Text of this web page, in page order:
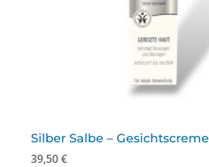
Silber Salbe – Gesichtscreme
39,50€